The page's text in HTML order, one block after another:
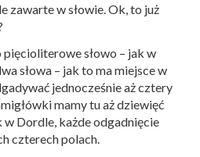
zawarte w słowie. Ok, to już
słowo – jak w
słowa – jak to ma miejsce w
jednocześnie aż cztery
mamy tu aż dziewięć
Dordle, każde odgadnięcie
czterech polach.